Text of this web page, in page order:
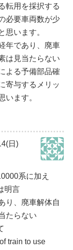
転用を採択する
必要車両数が少
思います。
年であり、廃車
は見当たらない
よる予備部品確
寄与するメリッ
います。
日)
系に加え
明言
り、廃車解体自
たらない
train to use